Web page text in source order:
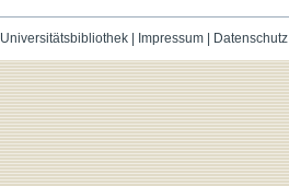
Universitätsbibliothek| Impressum| Datenschutz